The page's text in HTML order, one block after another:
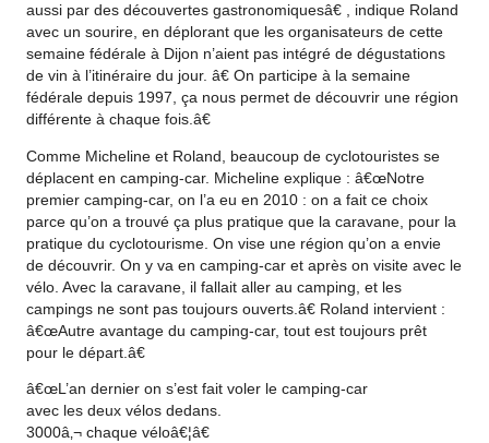
aussi par des découvertes gastronomiquesâ€ , indique Roland
avec un sourire, en déplorant que les organisateurs de cette
semaine fédérale à Dijon n’aient pas intégré de dégustations
de vin à l’itinéraire du jour. â€ On participe à la semaine
fédérale depuis 1997, ça nous permet de découvrir une région
différente à chaque fois.â€
Comme Micheline et Roland, beaucoup de cyclotouristes se
déplacent en camping-car. Micheline explique : â€œNotre
premier camping-car, on l’a eu en 2010 : on a fait ce choix
parce qu’on a trouvé ça plus pratique que la caravane, pour la
pratique du cyclotourisme. On vise une région qu’on a envie
de découvrir. On y va en camping-car et après on visite avec le
vélo. Avec la caravane, il fallait aller au camping, et les
campings ne sont pas toujours ouverts.â€ Roland intervient :
â€œAutre avantage du camping-car, tout est toujours prêt
pour le départ.â€
â€œL’an dernier on s’est fait voler le camping-car
avec les deux vélos dedans.
3000â‚¬ chaque véloâ€¦â€